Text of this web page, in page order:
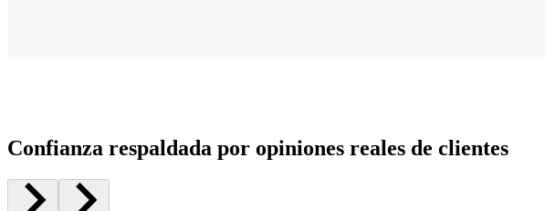
Confianza respaldada por opiniones reales de clientes